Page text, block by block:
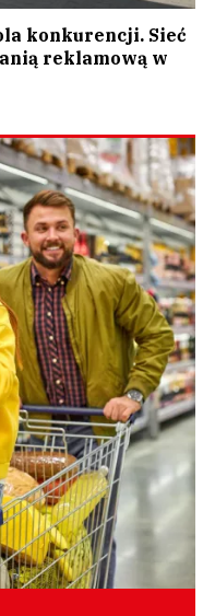
konkurencji. Sieć
reklamową w